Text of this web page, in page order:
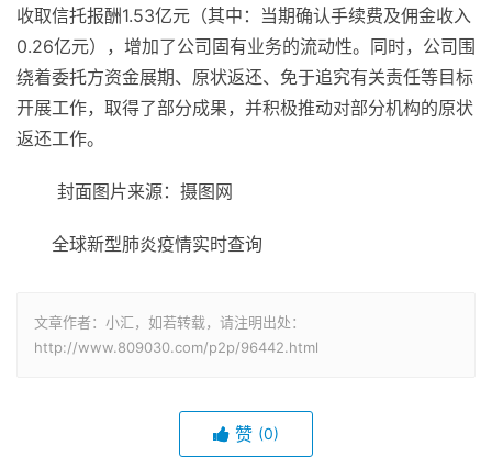
收取信托报酬1.53亿元（其中：当期确认手续费及佣金收入
0.26亿元），增加了公司固有业务的流动性。同时，公司围
绕着委托方资金展期、原状返还、免于追究有关责任等目标
开展工作，取得了部分成果，并积极推动对部分机构的原状
返还工作。
封面图片来源：摄图网
全球新型肺炎疫情实时查询
文章作者：小汇，如若转载，请注明出处：
http://www.809030.com/p2p/96442.html
赞 (0)